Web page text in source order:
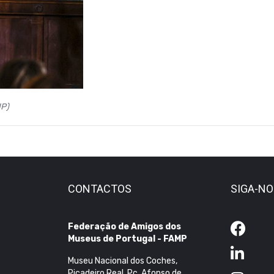
CONTACTOS
Federação de Amigos dos
Museus de Portugal - FAMP
Museu Nacional dos Coches,
SIGA-